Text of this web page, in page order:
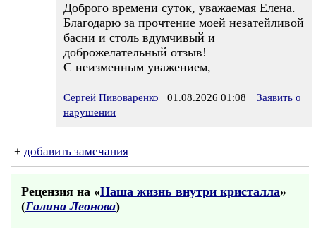
Доброго времени суток, уважаемая Елена.
Благодарю за прочтение моей незатейливой
басни и столь вдумчивый и
доброжелательный отзыв!
С неизменным уважением,
Сергей Пивоваренко 01.08.2026 01:08
Заявить о
нарушении
+ добавить замечания
Рецензия на «Наша жизнь внутри кристалла»
(Галина Леонова)